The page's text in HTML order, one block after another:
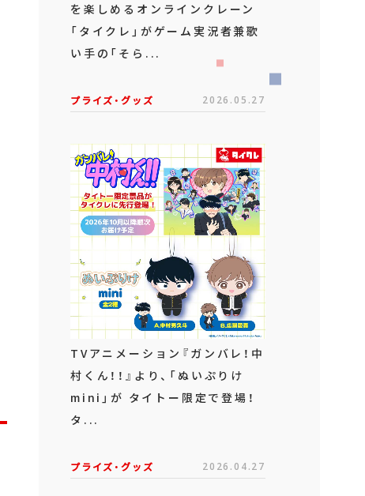
を楽しめるオンラインクレーン
「タイクレ」がゲーム実況者兼歌
い手の「そら...
プライズ・グッズ 2026.05.27
TVアニメーション『ガンバレ！中
村くん！！』より、「ぬいぷりけ
mini」が タイトー限定で登場！
タ...
プライズ・グッズ 2026.04.27